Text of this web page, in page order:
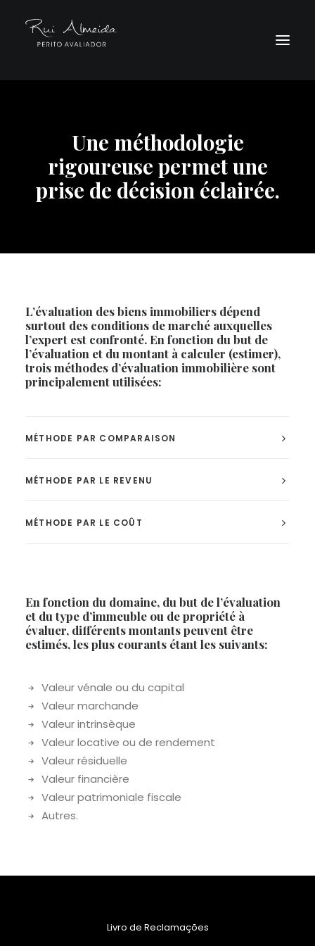
MÉTHODOLOGIE
CURRICULUM
Une méthodologie
rigoureuse permet une
prise de décision éclairée.
L’évaluation des biens immobiliers dépend
surtout des conditions de marché auxquelles
l’expert est confronté. En fonction du but de
l’évaluation et du montant à calculer (estimer),
trois méthodes d’évaluation immobilière sont
principalement utilisées:
MÉTHODE PAR COMPARAISON
MÉTHODE PAR LE REVENU
MÉTHODE PAR LE COÛT
En fonction du domaine, du but de l’évaluation
et du type d’immeuble ou de propriété à
évaluer, différents montants peuvent être
estimés, les plus courants étant les suivants:
Valeur vénale ou du capital
Valeur marchande
Valeur intrinsèque
Valeur locative ou de rendement
Valeur résiduelle
Valeur financière
Valeur patrimoniale fiscale
Autres.
Livro de Reclamações